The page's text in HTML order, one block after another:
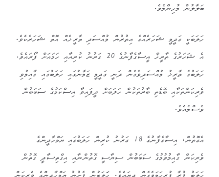
ބަލާލުން މުހިންމެވެ.
ހަލަބަކީ ގަދީމީ ޝަހަރެއްގެ އިތުރުން މުއްސަދި ތާރީޚެއް އޮތް ޝަހަރެކެވެ.
އެ ޝަހަރުގެ ތާރީޚް އީސާގެފާނުގެ 20 ގަރުނު ކުރިއާއި ހަމައަށް ފޯރައެވެ.
ހަލަބުގެ ތާރީޚު މުއްސަދިވެގެން ދަނީ ގަދީމީ ޒަމާނުގައި ހަލަބުގައި ގާއިމުވި
ވެރިކަންތަކާއި ބޮޑެތި ބާރުތަކުން ހަލަބަށް ދީފައިވާ އިސްކަމުގެ ސަބަބުން
ވެސްމެއެވެ.
އެގޮތުން، އިސާގެފާނުގެ 18 ގަރުނު ކުރިން ހަލަބުގައި ޔަމްހާދީންގެ
ވެރިކަން ގާއިމުވުމުގެ ސަބަބުން ސިޔާސީ ގޮތުންނާއި އިގްތިސާދީ ގޮތުން